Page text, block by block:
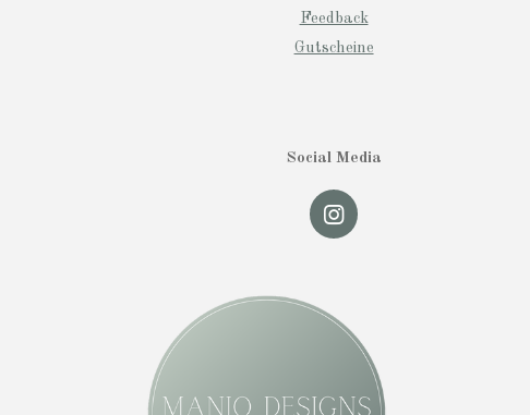
Feedback
Gutscheine
Social Media
I
n
g
m